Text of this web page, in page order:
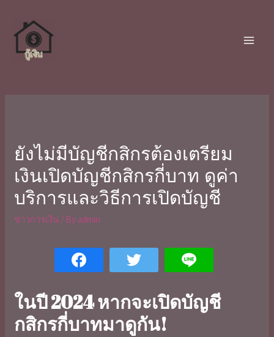
ยังไม่มีบัญชีกสิกรต้องเตรียม
เงินเปิดบัญชีกสิกรกี่บาท ดูค่า
บริการและวิธีการเปิดบัญชี
ข่าวการเงิน / By admin
ในปี2024หากจะเปิดบัญชี
กสิกรกี่บาทมาดูกัน!